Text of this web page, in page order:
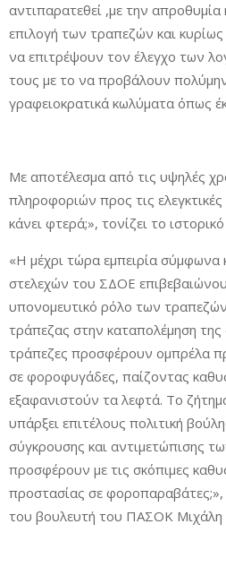
αντιπαρατεθεί ,με την
επιλογή των τραπεζών και
να επιτρέψουν τον έλεγχο των
τους με το να προβάλουν
γραφειοκρατικά κωλύματα όπως
Με αποτέλεσμα από τις υψηλές
πληροφοριών προς τις
κάνει φτερά;», τονίζει το
«Η μέχρι τώρα εμπειρία σύμφωνα
στελεχών του ΣΔΟΕ
υπονομευτικό ρόλο των τραπεζών
τράπεζας στην καταπολέμηση
τράπεζες προσφέρουν ομπρέλα
σε φοροφυγάδες, παίζοντας
εξαφανιστούν τα λεφτά. Το
υπάρξει επιτέλους πολιτική
σύγκρουσης και αντιμετώπισης
προσφέρουν με τις σκόπιμες
προστασίας σε φοροπαραβάτες;»,
του βουλευτή του ΠΑΣΟΚ Μιχάλη